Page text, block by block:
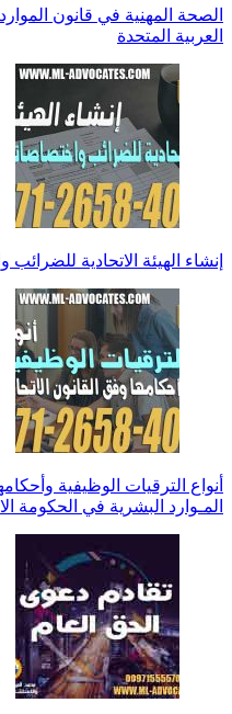
الصحة المهنية في قانون
العربية المتحدة
إنشاء الهيئة الاتحادية للضرائب
أنواع الترقيات الوظيفية
المـوارد البشرية في الحكومة